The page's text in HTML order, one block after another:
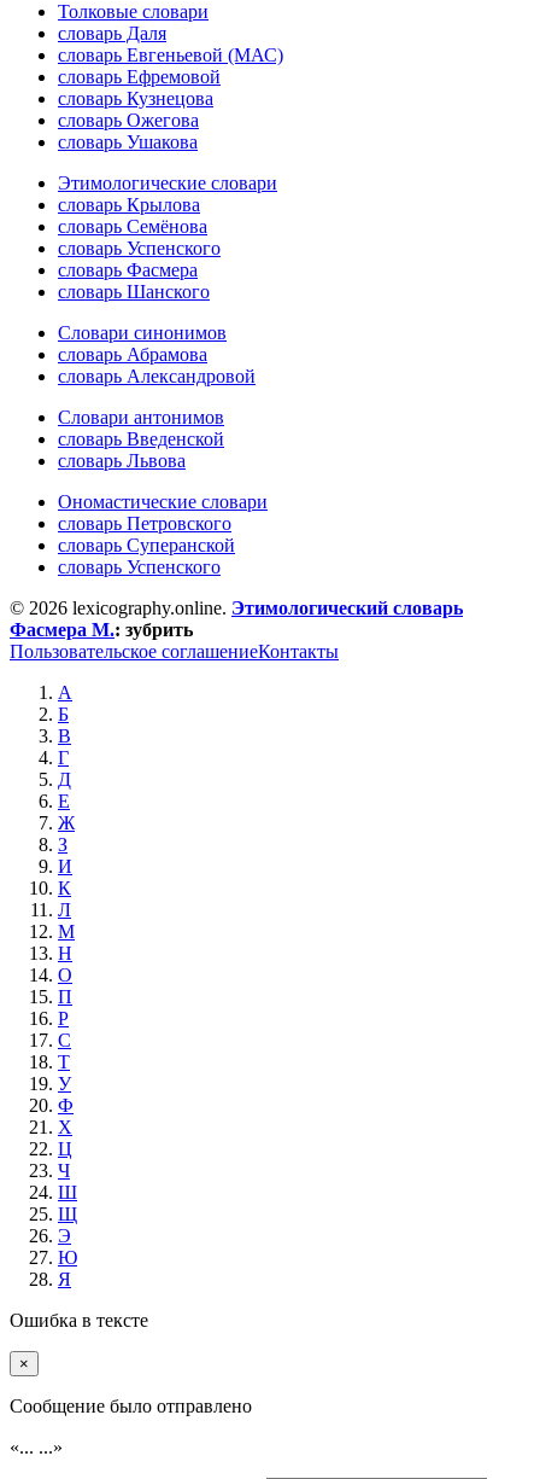
Толковые словари
словарь Даля
словарь Евгеньевой (МАС)
словарь Ефремовой
словарь Кузнецова
словарь Ожегова
словарь Ушакова
Этимологические словари
словарь Крылова
словарь Семёнова
словарь Успенского
словарь Фасмера
словарь Шанского
Словари синонимов
словарь Абрамова
словарь Александровой
Словари антонимов
словарь Введенской
словарь Львова
Ономастические словари
словарь Петровского
словарь Суперанской
словарь Успенского
© 2026 lexicography.online. Этимологический словарь
Фасмера М.: зубрить
Пользовательское соглашениеКонтакты
А
Б
В
Г
Д
Е
Ж
З
И
К
Л
М
Н
О
П
Р
С
Т
У
Ф
Х
Ц
Ч
Ш
Щ
Э
Ю
Я
Ошибка в тексте
×
Cообщение было отправлено
«... ...»